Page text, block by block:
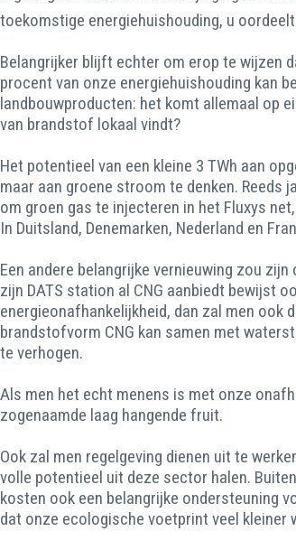
toekomstige energiehuishouding, u
Belangrijker blijft echter om erop te wijzen
procent van onze energiehuishouding kan
landbouwproducten: het komt allemaal op
van brandstof lokaal vindt?
Het potentieel van een kleine 3 TWh aan
maar aan groene stroom te denken. Reeds
om groen gas te injecteren in het Fluxys
In Duitsland, Denemarken, Nederland en
Een andere belangrijke vernieuwing zou
zijn DATS station al CNG aanbiedt bewijst
energieonafhankelijkheid, dan zal men ook
brandstofvorm CNG kan samen met
te verhogen.
Als men het echt menens is met onze
zogenaamde laag hangende fruit.
Ook zal men regelgeving dienen uit te
volle potentieel uit deze sector halen.
kosten ook een belangrijke ondersteuning
dat onze ecologische voetprint veel kleiner